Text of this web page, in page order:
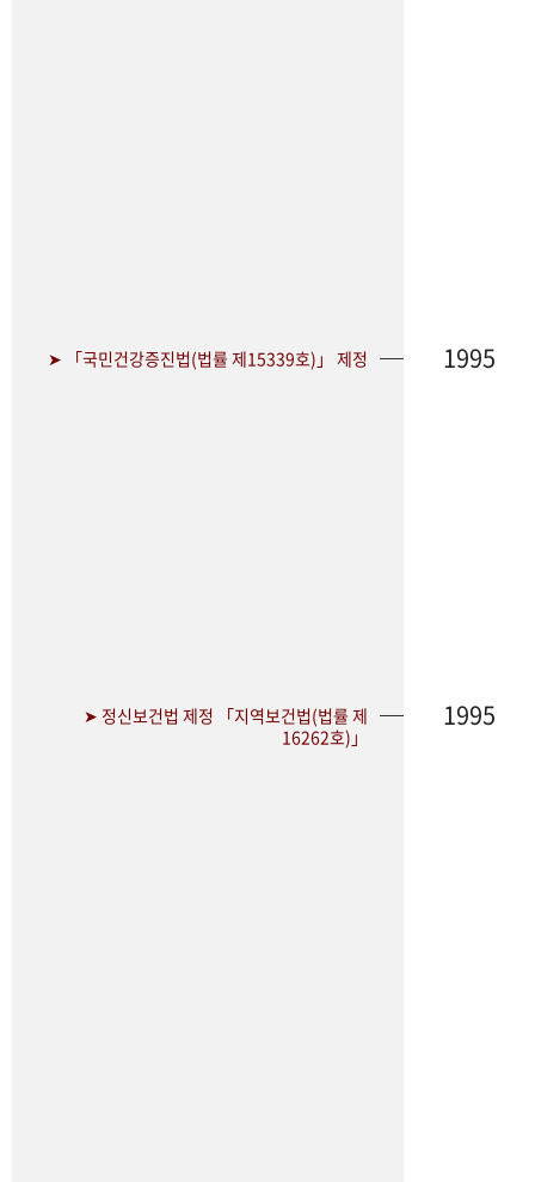
➤ 「국민건강증진법(법률 제15339호)」 제정 1995
➤ 정신보건법 제정 「지역보건법(법률 제
16262호)」
1995